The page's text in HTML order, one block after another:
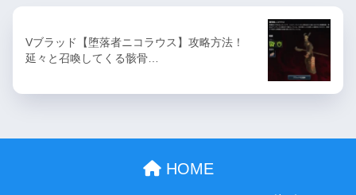
Vブラッド【堕落者ニコラウス】攻略方法！
延々と召喚してくる骸骨…
HOME